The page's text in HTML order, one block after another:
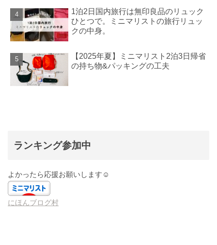
1泊2日国内旅行は無印良品のリュック
ひとつで。ミニマリストの旅行リュッ
クの中身。
【2025年夏】ミニマリスト2泊3日帰省
の持ち物&パッキングの工夫
ランキング参加中
よかったら応援お願いします☺️
にほんブログ村